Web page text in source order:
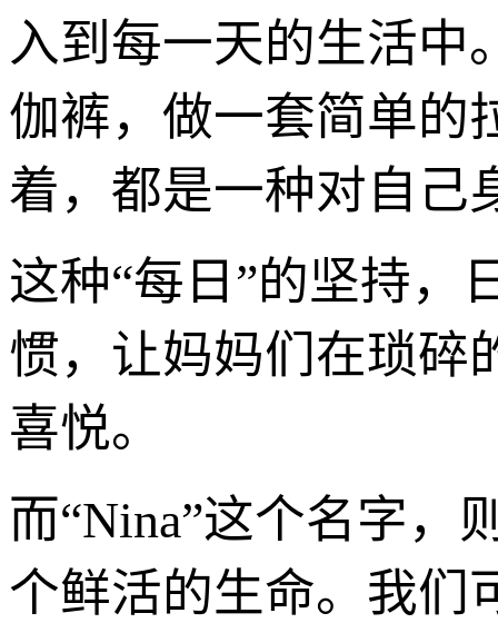
入到每一天的生活中
伽裤，做一套简单的
着，都是一种对自己
这种“每日”的坚持，
惯，让妈妈们在琐碎
喜悦。
而“Nina”这个名字，
个鲜活的生命。我们